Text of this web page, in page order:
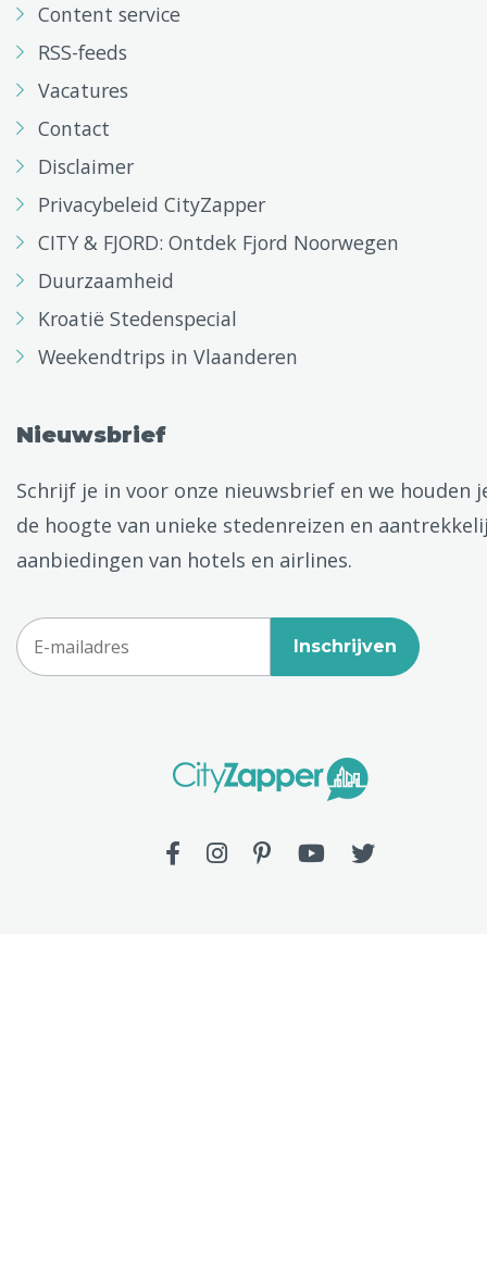
Content service
RSS-feeds
Vacatures
Contact
Disclaimer
Privacybeleid CityZapper
CITY & FJORD: Ontdek Fjord Noorwegen
Duurzaamheid
Kroatië Stedenspecial
Weekendtrips in Vlaanderen
Nieuwsbrief
Schrijf je in voor onze nieuwsbrief en we houden
de hoogte van unieke stedenreizen en
aanbiedingen van hotels en airlines.
Inschrijven